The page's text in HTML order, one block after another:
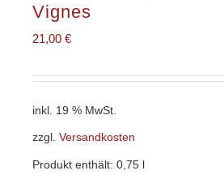
Vignes
21,00 €
inkl. 19 % MwSt.
zzgl. Versandkosten
Produkt enthält: 0,75